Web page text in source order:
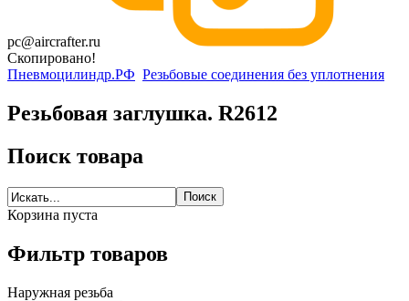
pc@aircrafter.ru
Скопировано!
Пневмоцилиндр.РФ Резьбовые соединения без уплотнения
Резьбовая заглушка. R2612
Поиск товара
Корзина пуста
Фильтр товаров
Наружная резьба